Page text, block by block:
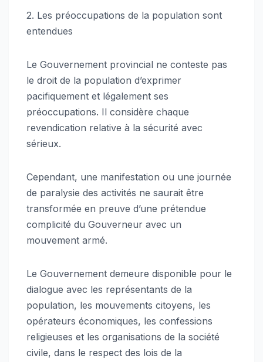
2. Les préoccupations de la population sont
entendues
Le Gouvernement provincial ne conteste pas
le droit de la population d’exprimer
pacifiquement et légalement ses
préoccupations. Il considère chaque
revendication relative à la sécurité avec
sérieux.
Cependant, une manifestation ou une journée
de paralysie des activités ne saurait être
transformée en preuve d’une prétendue
complicité du Gouverneur avec un
mouvement armé.
Le Gouvernement demeure disponible pour le
dialogue avec les représentants de la
population, les mouvements citoyens, les
opérateurs économiques, les confessions
religieuses et les organisations de la société
civile, dans le respect des lois de la